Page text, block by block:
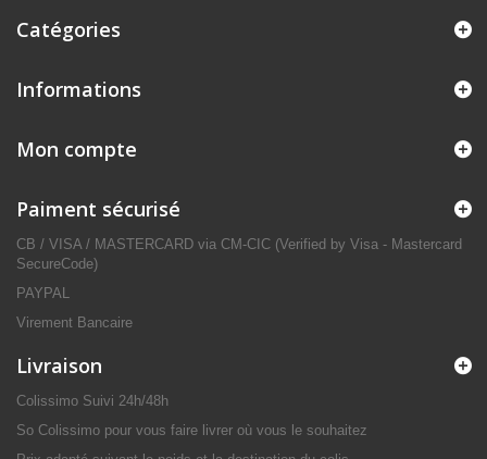
Catégories
Informations
Mon compte
Paiment sécurisé
CB / VISA / MASTERCARD via CM-CIC (Verified by Visa - Mastercard
SecureCode)
PAYPAL
Virement Bancaire
Livraison
Colissimo Suivi 24h/48h
So Colissimo pour vous faire livrer où vous le souhaitez